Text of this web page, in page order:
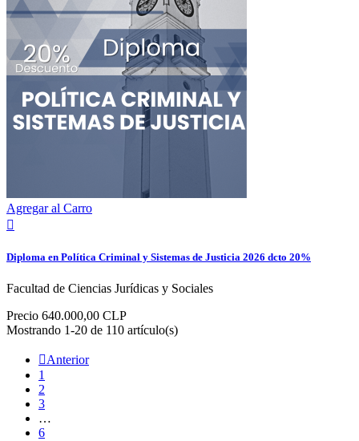
Agregar al Carro

Diploma en Política Criminal y Sistemas de Justicia 2026 dcto 20%
Facultad de Ciencias Jurídicas y Sociales
Precio 640.000,00 CLP
Mostrando 1-20 de 110 artículo(s)
Anterior
1
2
3
…
6